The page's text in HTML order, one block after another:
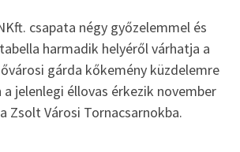
csapata négy győzelemmel és
harmadik helyéről várhatja a
gárda kőkemény küzdelemre
jelenlegi éllovas érkezik november
Zsolt Városi Tornacsarnokba.